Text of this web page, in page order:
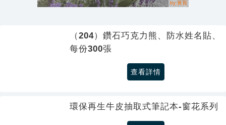
（204）鑽石巧克力熊、防水姓名貼、
每份300張
查看詳情
環保再生牛皮抽取式筆記本-窗花系列